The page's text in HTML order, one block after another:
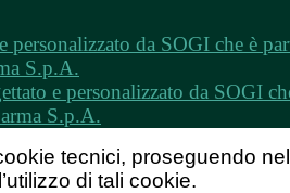
e personalizzato da SOGI
S.p.A.
tecnici, proseguendo
di tali cookie.